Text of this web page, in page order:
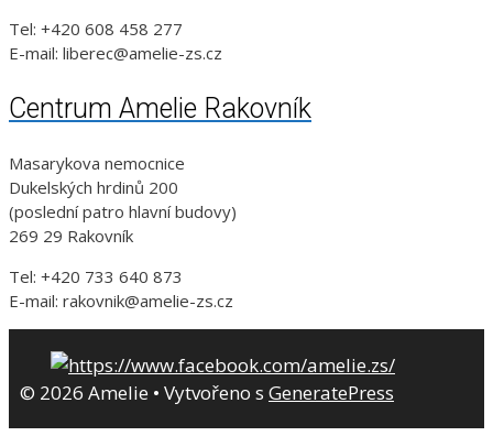
Tel: +420 608 458 277
E-mail: liberec@amelie-zs.cz
Centrum Amelie Rakovník
Masarykova nemocnice
Dukelských hrdinů 200
(poslední patro hlavní budovy)
269 29 Rakovník
Tel: +420 733 640 873
E-mail: rakovnik@amelie-zs.cz
© 2026 Amelie • Vytvořeno s GeneratePress